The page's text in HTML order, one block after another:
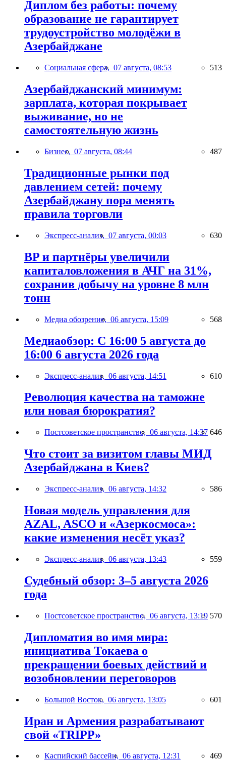
Диплом без работы: почему
образование не гарантирует
трудоустройство молодёжи в
Азербайджане
Социальная сфера, 07 августа, 08:53 513
Азербайджанский минимум:
зарплата, которая покрывает
выживание, но не
самостоятельную жизнь
Бизнес, 07 августа, 08:44 487
Традиционные рынки под
давлением сетей: почему
Азербайджану пора менять
правила торговли
Экспресс-анализ, 07 августа, 00:03 630
BP и партнёры увеличили
капиталовложения в АЧГ на 31%,
сохранив добычу на уровне 8 млн
тонн
Медиа обозрение, 06 августа, 15:09 568
Медиаобзор: С 16:00 5 августа до
16:00 6 августа 2026 года
Экспресс-анализ, 06 августа, 14:51 610
Революция качества на таможне
или новая бюрократия?
Постсоветское пространство, 06 августа, 14:37 646
Что стоит за визитом главы МИД
Азербайджана в Киев?
Экспресс-анализ, 06 августа, 14:32 586
Новая модель управления для
AZAL, ASCO и «Азеркосмоса»:
какие изменения несёт указ?
Экспресс-анализ, 06 августа, 13:43 559
Судебный обзор: 3–5 августа 2026
года
Постсоветское пространство, 06 августа, 13:19 570
Дипломатия во имя мира:
инициатива Токаева о
прекращении боевых действий и
возобновлении переговоров
Большой Восток, 06 августа, 13:05 601
Иран и Армения разрабатывают
свой «TRIPP»
Каспийский бассейн, 06 августа, 12:31 469